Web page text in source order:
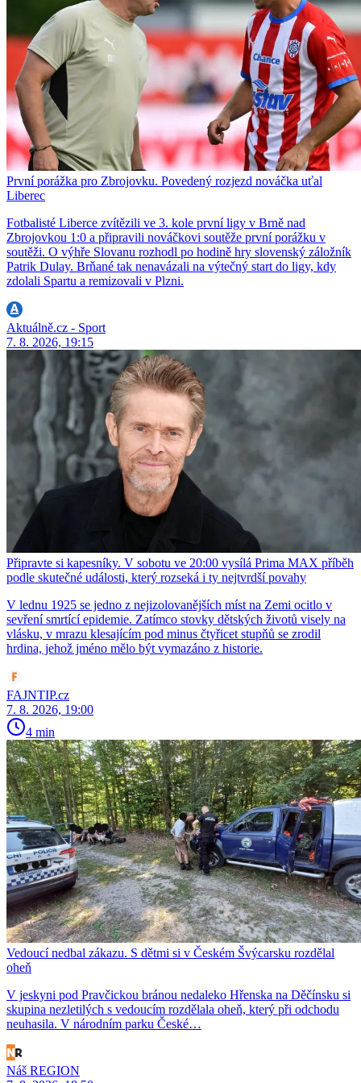
První porážka pro Zbrojovku. Povedený rozjezd nováčka uťal
Liberec
Fotbalisté Liberce zvítězili ve 3. kole první ligy v Brně nad
Zbrojovkou 1:0 a připravili nováčkovi soutěže první porážku v
soutěži. O výhře Slovanu rozhodl po hodině hry slovenský záložník
Patrik Dulay. Brňané tak nenavázali na výtečný start do ligy, kdy
zdolali Spartu a remizovali v Plzni.
Aktuálně.cz - Sport
7. 8. 2026, 19:15
Připravte si kapesníky. V sobotu ve 20:00 vysílá Prima MAX příběh
podle skutečné události, který rozseká i ty nejtvrdší povahy
V lednu 1925 se jedno z nejizolovanějších míst na Zemi ocitlo v
sevření smrtící epidemie. Zatímco stovky dětských životů visely na
vlásku, v mrazu klesajícím pod minus čtyřicet stupňů se zrodil
hrdina, jehož jméno mělo být vymazáno z historie.
FAJNTIP.cz
7. 8. 2026, 19:00
4 min
Vedoucí nedbal zákazu. S dětmi si v Českém Švýcarsku rozdělal
oheň
V jeskyni pod Pravčickou bránou nedaleko Hřenska na Děčínsku si
skupina nezletilých s vedoucím rozdělala oheň, který při odchodu
neuhasila. V národním parku České…
Náš REGION